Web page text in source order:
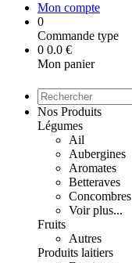
Mon compte
0
Commande type
0 0.0 €
Mon panier
Nos Produits
Légumes
Ail
Aubergines
Aromates
Betteraves
Concombres
Voir plus...
Fruits
Autres
Produits laitiers